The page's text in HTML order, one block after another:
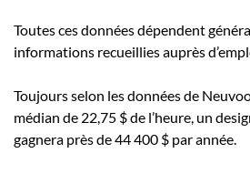
Toutes ces données dépendent
informations recueillies auprès
Toujours selon les données de
médian de 22,75 $ de l’heure, un
gagnera près de 44 400 $ par année.